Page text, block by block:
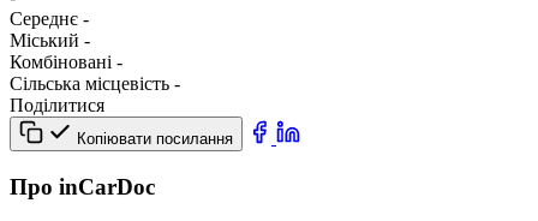
Середнє -
Міський -
Комбіновані -
Сільська місцевість -
Поділитися
Копіювати посилання
Про inCarDoc